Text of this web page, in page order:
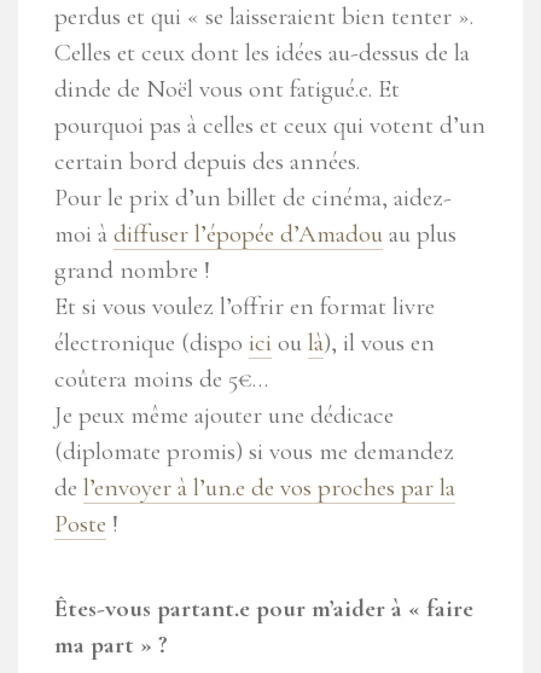
perdus et qui « se laisseraient bien tenter ».
Celles et ceux dont les idées au-dessus de la
dinde de Noël vous ont fatigué.e. Et
pourquoi pas à celles et ceux qui votent d’un
certain bord depuis des années.
Pour le prix d’un billet de cinéma, aidez-
moi à diffuser l’épopée d’Amadou au plus
grand nombre !
Et si vous voulez l’offrir en format livre
électronique (dispo ici ou là), il vous en
coûtera moins de 5€…
Je peux même ajouter une dédicace
(diplomate promis) si vous me demandez
de l’envoyer à l’un.e de vos proches par la
Poste !
Êtes-vous partant.e pour m’aider à « faire
ma part » ?